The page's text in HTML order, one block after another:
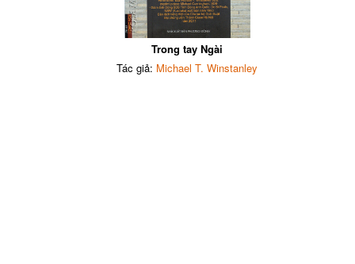
Trong tay Ngài
Tác giả: Michael T. Winstanley